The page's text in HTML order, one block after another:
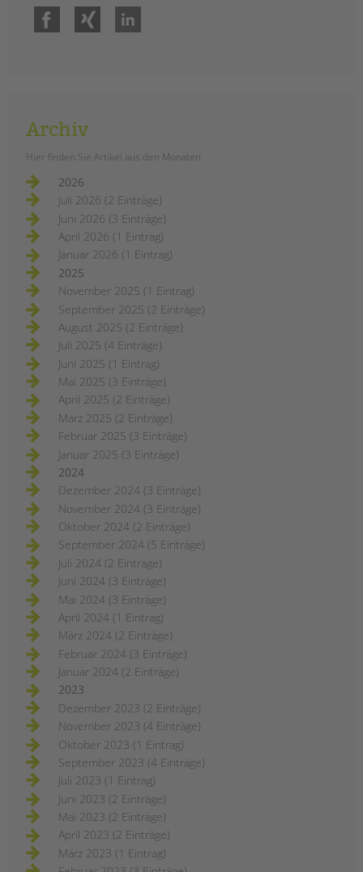
Facebook Xing
Archiv
Hier finden Sie Artikel aus den Monaten
2026
Juli 2026 (2 Einträge)
Juni 2026 (3 Einträge)
April 2026 (1 Eintrag)
Januar 2026 (1 Eintrag)
2025
November 2025 (1 Eintrag)
September 2025 (2 Einträge)
August 2025 (2 Einträge)
Juli 2025 (4 Einträge)
Juni 2025 (1 Eintrag)
Mai 2025 (3 Einträge)
April 2025 (2 Einträge)
März 2025 (2 Einträge)
Februar 2025 (3 Einträge)
Januar 2025 (3 Einträge)
2024
Dezember 2024 (3 Einträge)
November 2024 (3 Einträge)
Oktober 2024 (2 Einträge)
September 2024 (5 Einträge)
Juli 2024 (2 Einträge)
Juni 2024 (3 Einträge)
Mai 2024 (3 Einträge)
April 2024 (1 Eintrag)
März 2024 (2 Einträge)
Februar 2024 (3 Einträge)
Januar 2024 (2 Einträge)
2023
Dezember 2023 (2 Einträge)
November 2023 (4 Einträge)
Oktober 2023 (1 Eintrag)
September 2023 (4 Einträge)
Juli 2023 (1 Eintrag)
Juni 2023 (2 Einträge)
Mai 2023 (2 Einträge)
April 2023 (2 Einträge)
März 2023 (1 Eintrag)